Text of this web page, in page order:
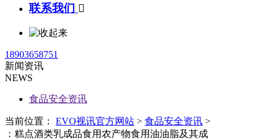
联系我们 
18903658751
新闻资讯
NEWS
食品安全资讯
当前位置： EVO视讯官方网站 > 食品安全资讯 >
：糕点酒类乳成品食用农产物食用油油脂及其成